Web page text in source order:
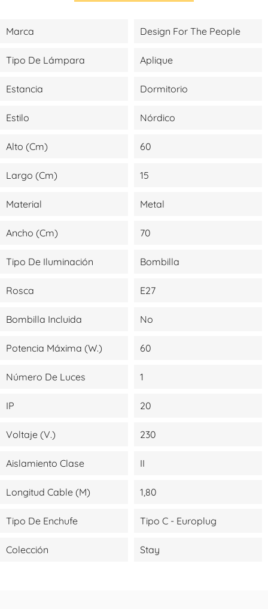
Marca Design For The People
Tipo De Lámpara Aplique
Estancia Dormitorio
Estilo Nórdico
Alto (cm) 60
Largo (cm) 15
Material Metal
Ancho (cm) 70
Tipo De Iluminación Bombilla
Rosca E27
Bombilla Incluida No
Potencia Máxima (W.) 60
Número De Luces 1
IP 20
Voltaje (V.) 230
Aislamiento Clase II
Longitud Cable (m) 1,80
Tipo De Enchufe Tipo C - Europlug
Colección Stay